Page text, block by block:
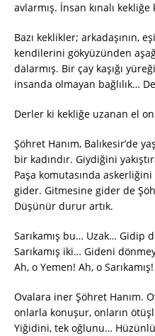
avlarmış. İnsan kınalı kekliğe
Bazı keklikler; arkadaşının,
kendilerini gökyüzünden
dalarmış. Bir çay kaşığı
insanda olmayan bağlılık…
Derler ki kekliğe uzanan el
Şöhret Hanım, Balıkesir’de
bir kadındır. Giydiğini
Paşa komutasında askerliğini
gider. Gitmesine gider de
Düşünür durur artık.
Sarıkamış bu… Uzak… Gidip
Sarıkamış iki… Gideni
Ah, o Yemen! Ah, o Sarıkamış!
Ovalara iner Şöhret Hanım.
onlarla konuşur, onların
Yiğidini, tek oğlunu…